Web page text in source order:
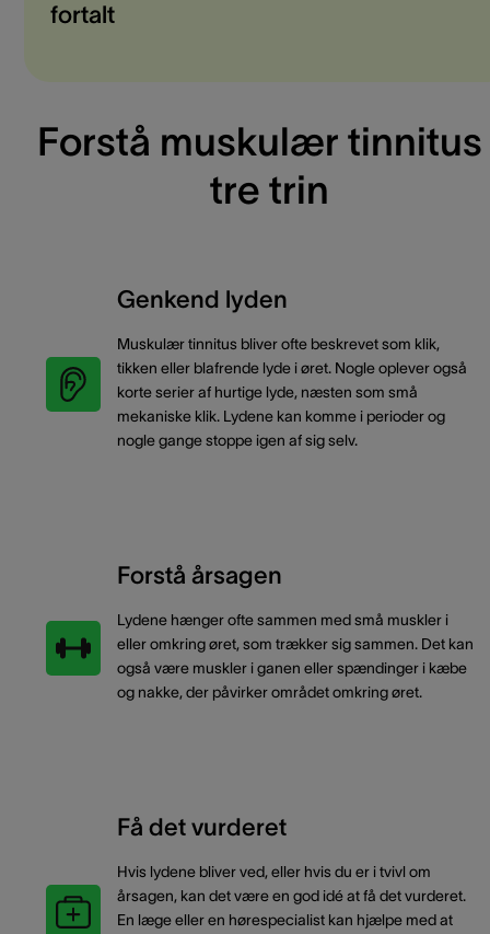
fortalt
Forstå muskulær tinnitus
tre trin
Genkend lyden
Muskulær tinnitus bliver ofte beskrevet som klik,
tikken eller blafrende lyde i øret. Nogle oplever også
korte serier af hurtige lyde, næsten som små
mekaniske klik. Lydene kan komme i perioder og
nogle gange stoppe igen af sig selv.
Forstå årsagen
Lydene hænger ofte sammen med små muskler i
eller omkring øret, som trækker sig sammen. Det kan
også være muskler i ganen eller spændinger i kæbe
og nakke, der påvirker området omkring øret.
Få det vurderet
Hvis lydene bliver ved, eller hvis du er i tvivl om
årsagen, kan det være en god idé at få det vurderet.
En læge eller en hørespecialist kan hjælpe med at